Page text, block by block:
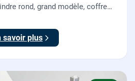
rond, grand modèle, coffre
savoir plus